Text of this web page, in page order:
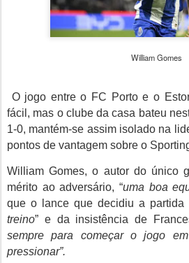
William Gomes
O jogo entre o FC Porto e o
fácil, mas o clube da casa bateu
1-0, mantém-se assim isolado na
pontos de vantagem sobre o
William Gomes, o autor do único
mérito ao adversário, “uma boa
que o lance que decidiu a partida
treino” e da insistência de
sempre para começar o jogo
pressionar”.